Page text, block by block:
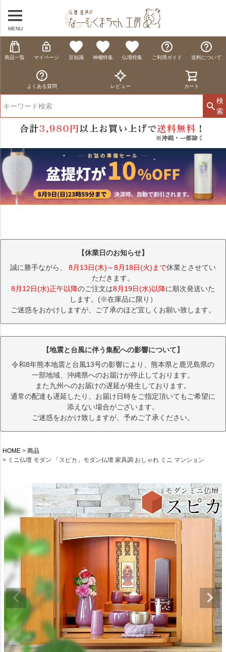
MENU
商品一覧 マイページ 豆知識 神棚特集 仏壇特集 ご利用ガイド 送料について
よくある質問 レビュー カート
検
索
【休業日のお知らせ】
誠に勝手ながら、 8月13日(木)～8月18日(火)まで休業とさせてい
ただきます。
8月12日(水)正午以降のご注文は8月19日(水)以降に順次発送いた
します。(※在庫品に限り）
ご迷惑をおかけしますが、ご了承のほど宜しくお願い致します。
【地震と台風に伴う集配への影響について】
令和8年熊本地震と台風13号の影響により、熊本県と鹿児島県の
一部地域、沖縄県へのお届けが停止しております。
また九州へのお届けの遅延が発生しております。
通常の配達も遅延したり、お届け日時をご指定頂いてもご希望に
添えない場合がございます。
ご迷惑をおかけ致しますが、予めご了承ください。
HOME
商品
ミニ仏壇 モダン 「スピカ」モダン仏壇 家具調 おしゃれ ミニ マンション